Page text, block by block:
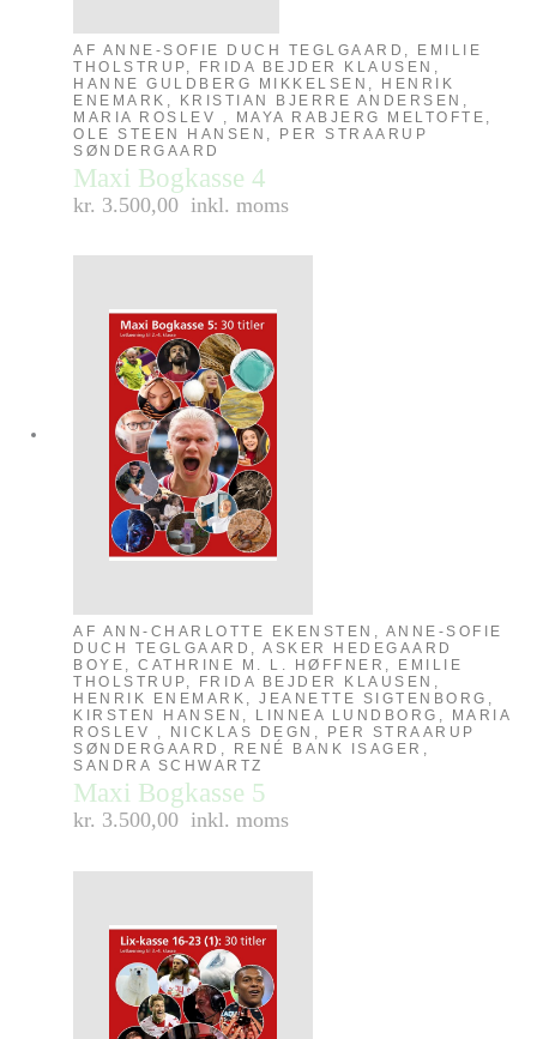
AF ANNE-SOFIE DUCH TEGLGAARD, EMILIE
THOLSTRUP, FRIDA BEJDER KLAUSEN,
HANNE GULDBERG MIKKELSEN, HENRIK
ENEMARK, KRISTIAN BJERRE ANDERSEN,
MARIA ROSLEV , MAYA RABJERG MELTOFTE,
OLE STEEN HANSEN, PER STRAARUP
SØNDERGAARD
Maxi Bogkasse 4
kr. 3.500,00 inkl. moms
AF ANN-CHARLOTTE EKENSTEN, ANNE-SOFIE
DUCH TEGLGAARD, ASKER HEDEGAARD
BOYE, CATHRINE M. L. HØFFNER, EMILIE
THOLSTRUP, FRIDA BEJDER KLAUSEN,
HENRIK ENEMARK, JEANETTE SIGTENBORG,
KIRSTEN HANSEN, LINNEA LUNDBORG, MARIA
ROSLEV , NICKLAS DEGN, PER STRAARUP
SØNDERGAARD, RENÉ BANK ISAGER,
SANDRA SCHWARTZ
Maxi Bogkasse 5
kr. 3.500,00 inkl. moms